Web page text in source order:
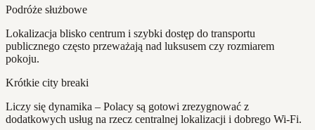
Podróże służbowe
Lokalizacja blisko centrum i szybki dostęp do transportu
publicznego często przeważają nad luksusem czy rozmiarem
pokoju.
Krótkie city breaki
Liczy się dynamika – Polacy są gotowi zrezygnować z
dodatkowych usług na rzecz centralnej lokalizacji i dobrego Wi-Fi.